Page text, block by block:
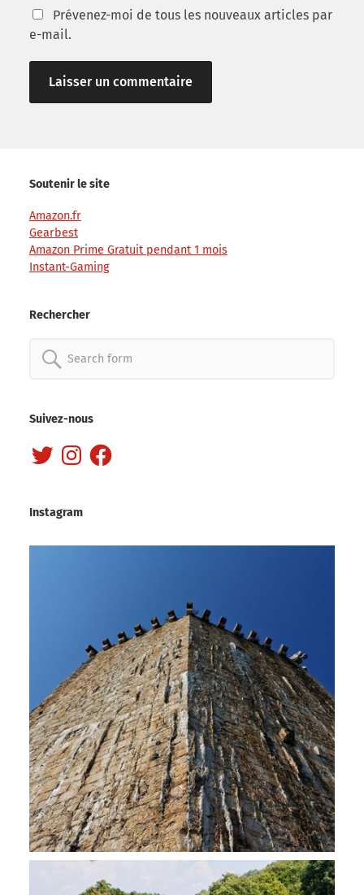
Prévenez-moi de tous les nouveaux articles par
e-mail.
Soutenir le site
Amazon.fr
Gearbest
Amazon Prime Gratuit pendant 1 mois
Instant-Gaming
Rechercher
Search
Suivez-nous
TwitterInstagramFacebook
Instagram